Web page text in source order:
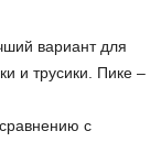
вариант для
и трусики. Пике –
с